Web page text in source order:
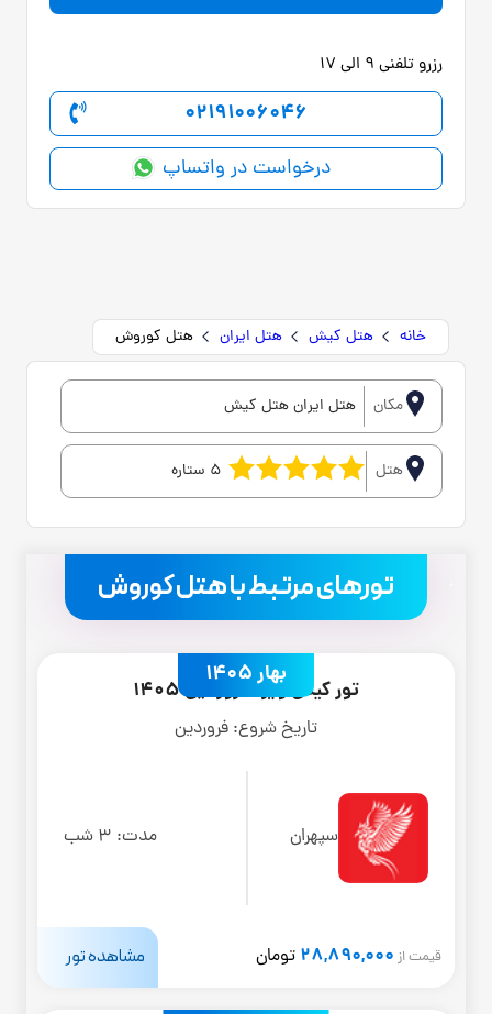
خانه هتل کیش هتل ایران هتل کوروش
مکان هتل ایران هتل کیش
هتل 5 ستاره
تورهای مرتبط با هتل کوروش
بهار 1405
تور کیش ویژه فروردین 1405
تاریخ شروع: فروردین
سپهران مدت: 3 شب
قیمت از 28,890,000 تومان مشاهده تور
رزرو تلفنی 9 الی 17
02191006046
درخواست در واتساپ